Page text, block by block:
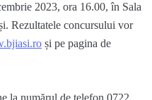
2023, ora 16.00, în Sala
Rezultatele concursului vor
și pe pagina de